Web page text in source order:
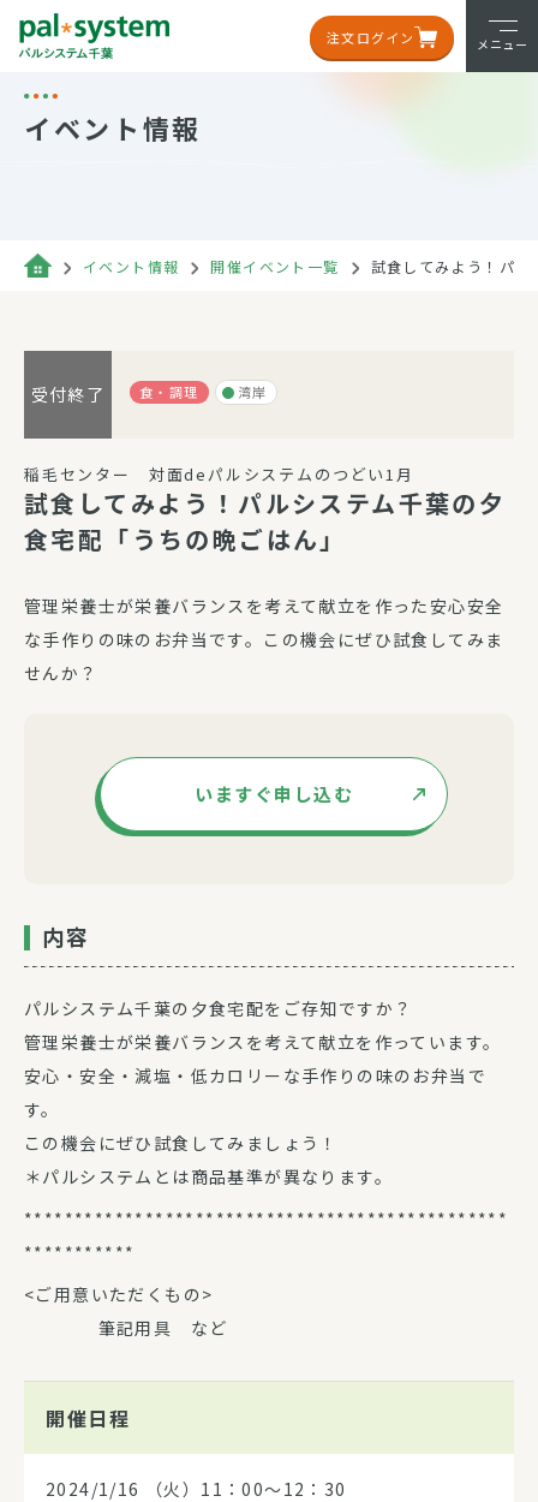
注文ログイン メニュー
イベント情報
イベント情報 開催イベント一覧 試食してみよう！パ
受付終了 食・調理 湾岸
稲毛センター 対面deパルシステムのつどい1月
試食してみよう！パルシステム千葉の夕
食宅配「うちの晩ごはん」
管理栄養士が栄養バランスを考えて献立を作った安心安全
な手作りの味のお弁当です。この機会にぜひ試食してみま
せんか？
いますぐ申し込む
内容
パルシステム千葉の夕食宅配をご存知ですか？
管理栄養士が栄養バランスを考えて献立を作っています。
安心・安全・減塩・低カロリーな手作りの味のお弁当で
す。
この機会にぜひ試食してみましょう！
＊パルシステムとは商品基準が異なります。
************************************************
***********
<ご用意いただくもの>
筆記用具 など
開催日程
2024/1/16 （火）11：00～12：30